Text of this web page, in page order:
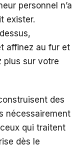
personnel n’a
exister.
affinez au fur et
plus sur votre
des
nécessairement
qui traitent
dès le